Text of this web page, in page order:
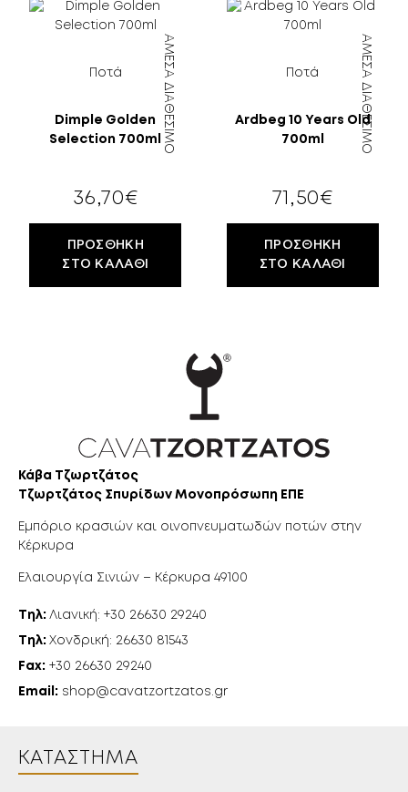
Ποτά
Dimple Golden
Selection 700ml
ΆΜΕΣΑ ΔΙΑΘΈΣΙΜΟ
36,70€
ΠΡΟΣΘΉΚΗ
ΣΤΟ ΚΑΛΆΘΙ
Ποτά
Ardbeg 10 Years Old
700ml
ΆΜΕΣΑ ΔΙΑΘΈΣΙΜΟ
71,50€
ΠΡΟΣΘΉΚΗ
ΣΤΟ ΚΑΛΆΘΙ
Κάβα Τζωρτζάτος
Τζωρτζάτος Σπυρίδων Μονοπρόσωπη ΕΠΕ
Εμπόριο κρασιών και οινοπνευματωδών ποτών στην
Κέρκυρα
Ελαιουργία Σινιών – Κέρκυρα 49100
Τηλ: Λιανική: +30 26630 29240
Τηλ: Χονδρική: 26630 81543
Fax: +30 26630 29240
Email: shop@cavatzortzatos.gr
ΚΑΤΆΣΤΗΜΑ